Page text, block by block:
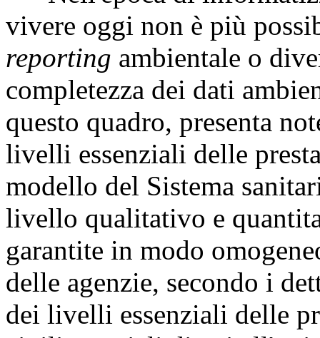
vivere oggi non è più
reporting ambientale o
completezza dei dati
questo quadro, presenta
livelli essenziali delle
modello del Sistema
livello qualitativo e
garantite in modo
delle agenzie, secondo i
dei livelli essenziali delle